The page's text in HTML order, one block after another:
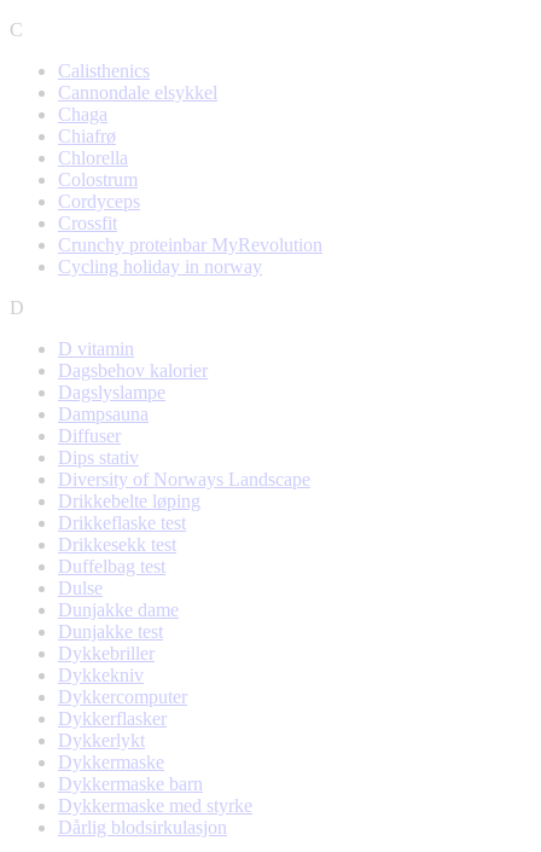
C
Calisthenics
Cannondale elsykkel
Chaga
Chiafrø
Chlorella
Colostrum
Cordyceps
Crossfit
Crunchy proteinbar MyRevolution
Cycling holiday in norway
D
D vitamin
Dagsbehov kalorier
Dagslyslampe
Dampsauna
Diffuser
Dips stativ
Diversity of Norways Landscape
Drikkebelte løping
Drikkeflaske test
Drikkesekk test
Duffelbag test
Dulse
Dunjakke dame
Dunjakke test
Dykkebriller
Dykkekniv
Dykkercomputer
Dykkerflasker
Dykkerlykt
Dykkermaske
Dykkermaske barn
Dykkermaske med styrke
Dårlig blodsirkulasjon